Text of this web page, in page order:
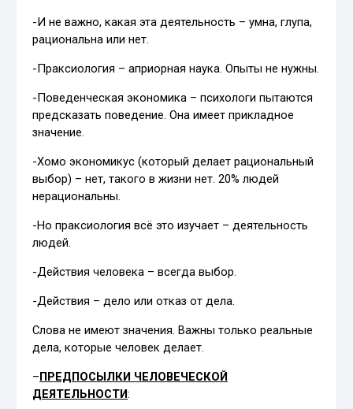
-И не важно, какая эта деятельность – умна, глупа,
рациональна или нет.
-Праксиология – априорная наука. Опыты не нужны.
-Поведенческая экономика – психологи пытаются
предсказать поведение. Она имеет прикладное
значение.
-Хомо экономикус (который делает рациональный
выбор) – нет, такого в жизни нет. 20% людей
нерациональны.
-Но праксиология всё это изучает – деятельность
людей.
-Действия человека – всегда выбор.
-Действия – дело или отказ от дела.
Слова не имеют значения. Важны только реальные
дела, которые человек делает.
–ПРЕДПОСЫЛКИ ЧЕЛОВЕЧЕСКОЙ
ДЕЯТЕЛЬНОСТИ: